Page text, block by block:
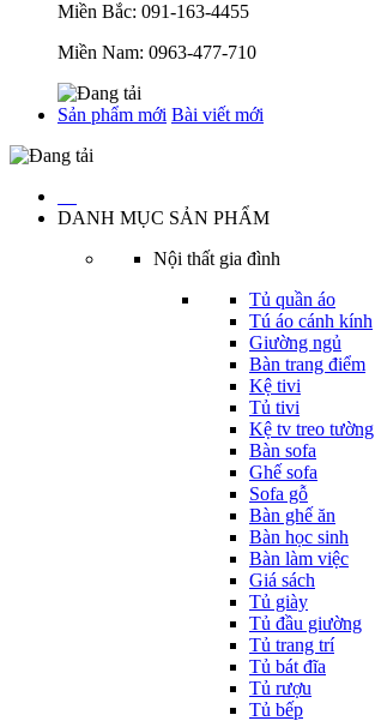
Miền Bắc: 091-163-4455
Miền Nam: 0963-477-710
Sản phẩm mới Bài viết mới
DANH MỤC SẢN PHẨM
Nội thất gia đình
Tủ quần áo
Tú áo cánh kính
Giường ngủ
Bàn trang điểm
Kệ tivi
Tủ tivi
Kệ tv treo tường
Bàn sofa
Ghế sofa
Sofa gỗ
Bàn ghế ăn
Bàn học sinh
Bàn làm việc
Giá sách
Tủ giày
Tủ đầu giường
Tủ trang trí
Tủ bát đĩa
Tủ rượu
Tủ bếp